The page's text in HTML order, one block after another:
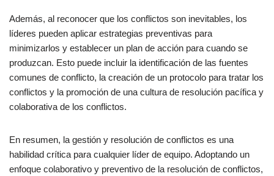
Además, al reconocer que los conflictos son inevitables, los
líderes pueden aplicar estrategias preventivas para
minimizarlos y establecer un plan de acción para cuando se
produzcan. Esto puede incluir la identificación de las fuentes
comunes de conflicto, la creación de un protocolo para tratar los
conflictos y la promoción de una cultura de resolución pacífica y
colaborativa de los conflictos.
En resumen, la gestión y resolución de conflictos es una
habilidad crítica para cualquier líder de equipo. Adoptando un
enfoque colaborativo y preventivo de la resolución de conflictos,